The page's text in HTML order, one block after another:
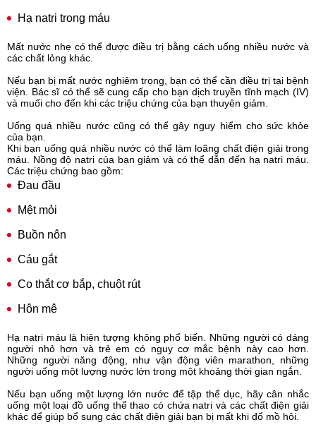
Hạ natri trong máu
Mất nước nhẹ có thể được điều trị bằng cách uống nhiều nước và
các chất lỏng khác.
Nếu bạn bị mất nước nghiêm trọng, bạn có thể cần điều trị tại bệnh
viện. Bác sĩ có thể sẽ cung cấp cho bạn dịch truyền tĩnh mạch (IV)
và muối cho đến khi các triệu chứng của bạn thuyên giảm.
Uống quá nhiều nước cũng có thể gây nguy hiểm cho sức khỏe
của bạn.
Khi bạn uống quá nhiều nước có thể làm loãng chất điện giải trong
máu. Nồng độ natri của bạn giảm và có thể dẫn đến hạ natri máu.
Các triệu chứng bao gồm:
Đau đầu
Mệt mỏi
Buồn nôn
Cáu gắt
Co thắt cơ bắp, chuột rút
Hôn mê
Hạ natri máu là hiện tượng không phổ biến. Những người có dáng
người nhỏ hơn và trẻ em có nguy cơ mắc bệnh này cao hơn.
Những người năng động, như vận động viên marathon, những
người uống một lượng nước lớn trong một khoảng thời gian ngắn.
Nếu bạn uống một lượng lớn nước để tập thể dục, hãy cân nhắc
uống một loại đồ uống thể thao có chứa natri và các chất điện giải
khác để giúp bổ sung các chất điện giải bạn bị mất khi đổ mồ hôi.